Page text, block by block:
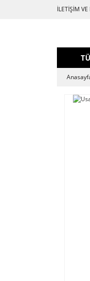
İLETİŞİM